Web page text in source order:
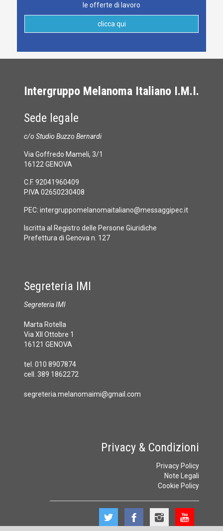
le offerte di lavoro
clicca qui
Intergruppo Melanoma Italiano I.M.I.
Sede legale
c/o Studio Buzzo Bernardi
Via Goffredo Mameli, 3/1
16122 GENOVA
C.F. 92041960409
P.IVA 02650230408
PEC: intergruppomelanomaitaliano@messaggipec.it
Iscritta al Registro delle Persone Giuridiche
Prefettura di Genova n. 127
Segreteria IMI
Segreteria IMI
Marta Rotella
Via XII Ottobre 1
16121 GENOVA
tel. 010 8907874
cell. 389 1862272
segreteria.melanomaimi@gmail.com
Privacy & Condizioni
Privacy Policy
Note Legali
Cookie Policy